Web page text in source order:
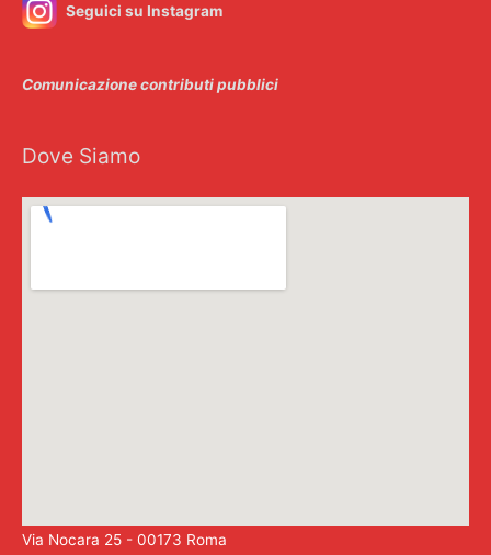
Seguici su Instagram
Comunicazione contributi pubblici
Dove Siamo
Via Nocara 25 - 00173 Roma